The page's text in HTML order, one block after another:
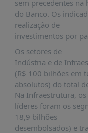
DADOS
FRENTE
PARLAMENTAR
SOBRE
A
FRENTE
MATERIAIS
INFORMAÇÕES
sem precedentes na
do Banco. Os
realização de
investimentos por
Os setores de
Indústria e de
(R$ 100 bilhões em
absolutos) do total
Na Infraestrutura, os
líderes foram os
18,9 bilhões
desembolsados) e